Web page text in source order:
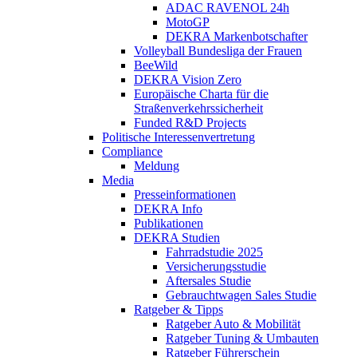
ADAC RAVENOL 24h
MotoGP
DEKRA Markenbotschafter
Volleyball Bundesliga der Frauen
BeeWild
DEKRA Vision Zero
Europäische Charta für die
Straßenverkehrssicherheit
Funded R&D Projects
Politische Interessenvertretung
Compliance
Meldung
Media
Presseinformationen
DEKRA Info
Publikationen
DEKRA Studien
Fahrradstudie 2025
Versicherungsstudie
Aftersales Studie
Gebrauchtwagen Sales Studie
Ratgeber & Tipps
Ratgeber Auto & Mobilität
Ratgeber Tuning & Umbauten
Ratgeber Führerschein